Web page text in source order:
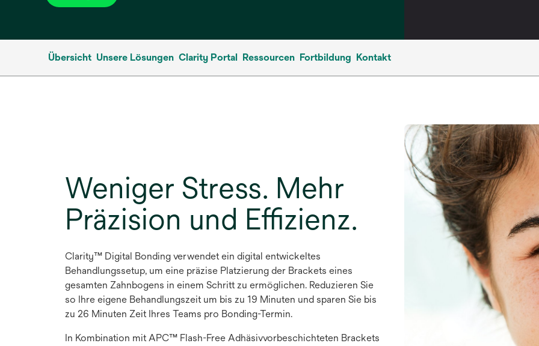
Übersicht Unsere Lösungen Clarity Portal Ressourcen Fortbildung Kontakt
Weniger Stress. Mehr
Präzision und Effizienz.
Clarity™ Digital Bonding verwendet ein digital entwickeltes
Behandlungssetup, um eine präzise Platzierung der Brackets eines
gesamten Zahnbogens in einem Schritt zu ermöglichen. Reduzieren Sie
so Ihre eigene Behandlungszeit um bis zu 19 Minuten und sparen Sie bis
zu 26 Minuten Zeit Ihres Teams pro Bonding-Termin.
In Kombination mit APC™ Flash-Free Adhäsivvorbeschichteten Brackets